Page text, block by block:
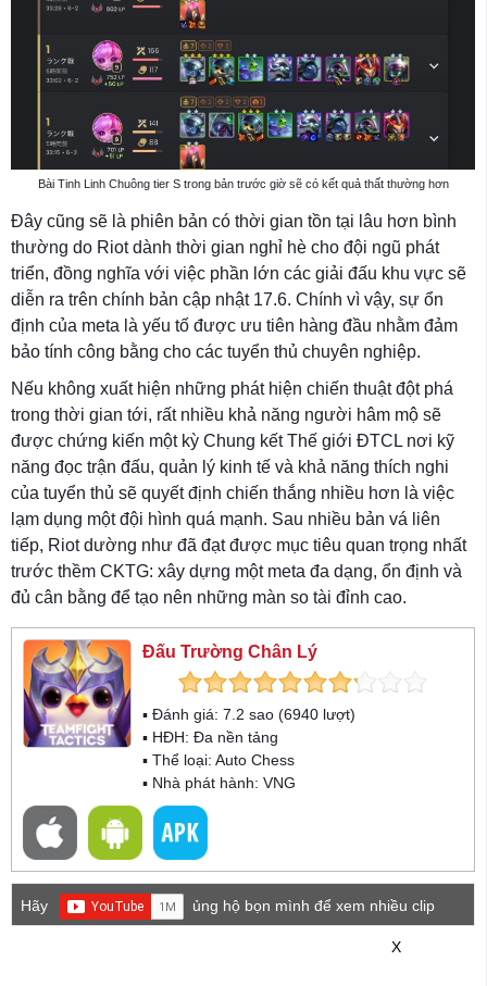
Bài Tinh Linh Chuông tier S trong bản trước giờ sẽ có kết quả thất thường hơn
Đây cũng sẽ là phiên bản có thời gian tồn tại lâu hơn bình
thường do Riot dành thời gian nghỉ hè cho đội ngũ phát
triển, đồng nghĩa với việc phần lớn các giải đấu khu vực sẽ
diễn ra trên chính bản cập nhật 17.6. Chính vì vậy, sự ổn
định của meta là yếu tố được ưu tiên hàng đầu nhằm đảm
bảo tính công bằng cho các tuyển thủ chuyên nghiệp.
Nếu không xuất hiện những phát hiện chiến thuật đột phá
trong thời gian tới, rất nhiều khả năng người hâm mộ sẽ
được chứng kiến một kỳ Chung kết Thế giới ĐTCL nơi kỹ
năng đọc trận đấu, quản lý kinh tế và khả năng thích nghi
của tuyển thủ sẽ quyết định chiến thắng nhiều hơn là việc
lạm dụng một đội hình quá mạnh. Sau nhiều bản vá liên
tiếp, Riot dường như đã đạt được mục tiêu quan trọng nhất
trước thềm CKTG: xây dựng một meta đa dạng, ổn định và
đủ cân bằng để tạo nên những màn so tài đỉnh cao.
Đấu Trường Chân Lý
▪ Đánh giá: 7.2 sao (6940 lượt)
▪ HĐH: Đa nền tảng
▪ Thể loại: Auto Chess
▪ Nhà phát hành: VNG
Hãy
ủng hộ bọn mình để xem nhiều clip
X